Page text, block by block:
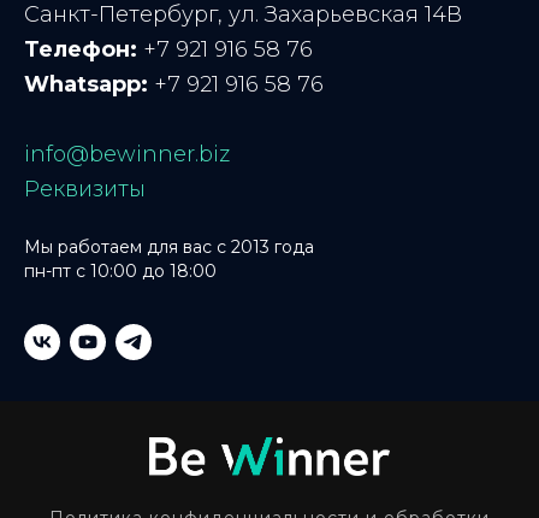
Санкт-Петербург, ул. Захарьевская 14В
Телефон: +7 921 916 58 76
Whatsapp: +7 921 916 58 76
info@bewinner.biz
Реквизиты
Мы работаем для вас с 2013 года
пн-пт с 10:00 до 18:00